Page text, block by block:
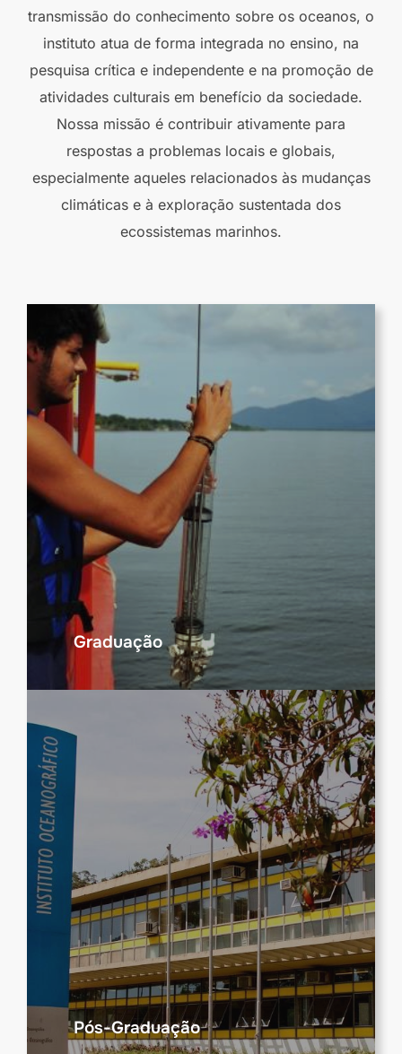
transmissão do conhecimento sobre os oceanos, o
instituto atua de forma integrada no ensino, na
pesquisa crítica e independente e na promoção de
atividades culturais em benefício da sociedade.
Nossa missão é contribuir ativamente para
respostas a problemas locais e globais,
especialmente aqueles relacionados às mudanças
climáticas e à exploração sustentada dos
ecossistemas marinhos.
Graduação
Pós-Graduação